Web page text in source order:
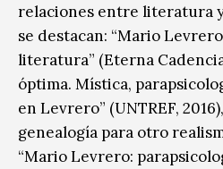
relaciones entre literatura
se destacan: “Mario
literatura” (Eterna
óptima. Mística,
en Levrero” (UNTREF,
genealogía para otro
“Mario Levrero: